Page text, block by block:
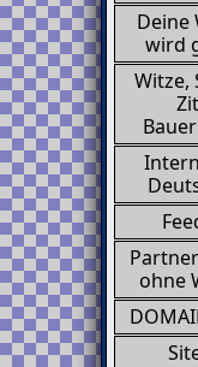
Deine
wird
Witze,
ohne